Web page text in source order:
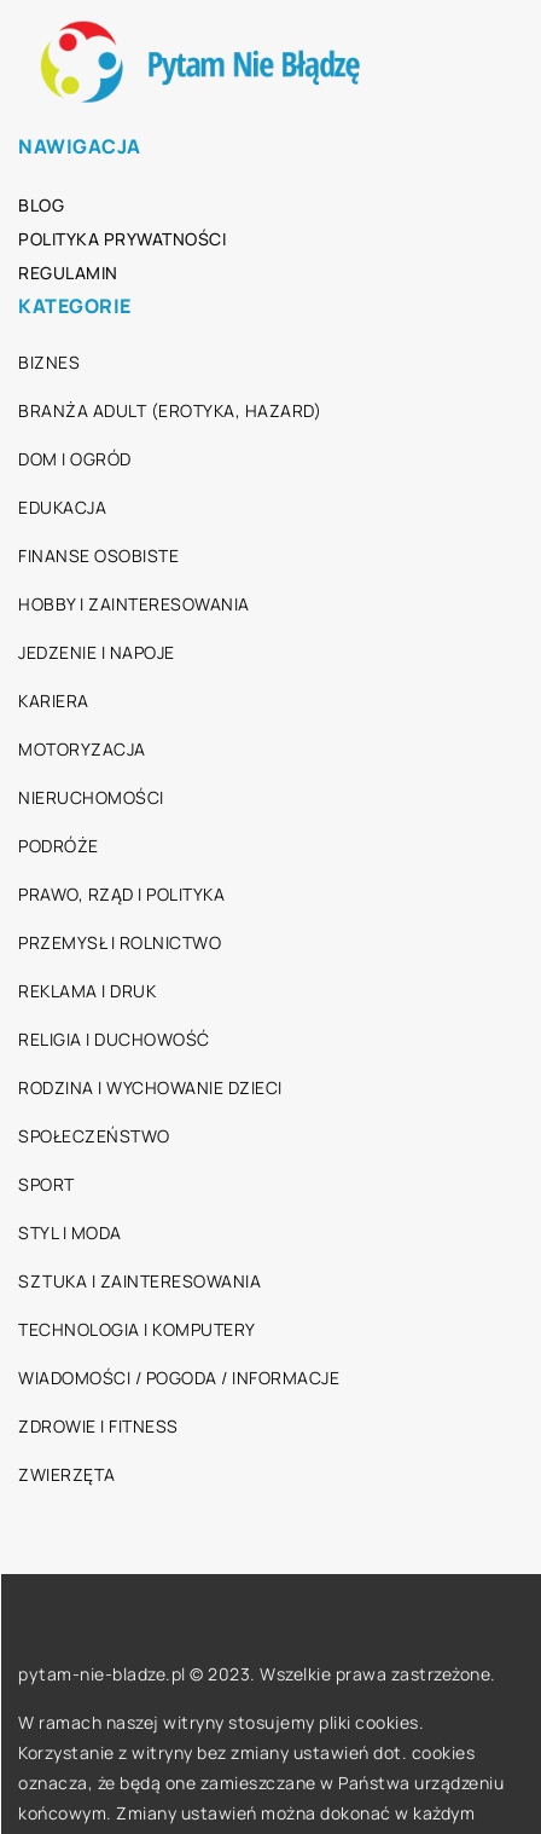
NAWIGACJA
BLOG
POLITYKA PRYWATNOŚCI
REGULAMIN
KATEGORIE
BIZNES
BRANŻA ADULT (EROTYKA, HAZARD)
DOM I OGRÓD
EDUKACJA
FINANSE OSOBISTE
HOBBY I ZAINTERESOWANIA
JEDZENIE I NAPOJE
KARIERA
MOTORYZACJA
NIERUCHOMOŚCI
PODRÓŻE
PRAWO, RZĄD I POLITYKA
PRZEMYSŁ I ROLNICTWO
REKLAMA I DRUK
RELIGIA I DUCHOWOŚĆ
RODZINA I WYCHOWANIE DZIECI
SPOŁECZEŃSTWO
SPORT
STYL I MODA
SZTUKA I ZAINTERESOWANIA
TECHNOLOGIA I KOMPUTERY
WIADOMOŚCI / POGODA / INFORMACJE
ZDROWIE I FITNESS
ZWIERZĘTA
pytam-nie-bladze.pl © 2023. Wszelkie prawa zastrzeżone.
W ramach naszej witryny stosujemy pliki cookies.
Korzystanie z witryny bez zmiany ustawień dot. cookies
oznacza, że będą one zamieszczane w Państwa urządzeniu
końcowym. Zmiany ustawień można dokonać w każdym